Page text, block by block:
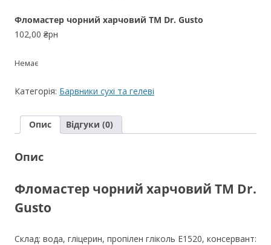
Фломастер чорний харчовий ТМ Dr. Gusto
102,00 ₴рн
Немає
Категорія: Барвники сухі та гелеві
Опис Відгуки (0)
Опис
Фломастер чорний харчовий ТМ Dr.
Gusto
Склад: вода, гліцерин, пропілен гліколь Е1520, консервант: